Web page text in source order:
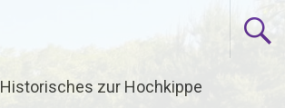
Historisches zur Hochkippe